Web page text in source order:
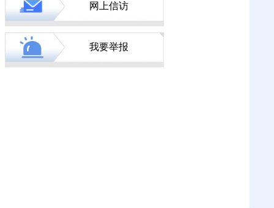
网上信访
我要举报